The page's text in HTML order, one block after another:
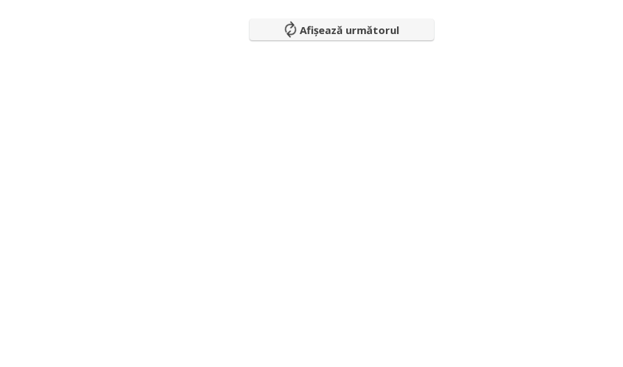
Afișează următorul